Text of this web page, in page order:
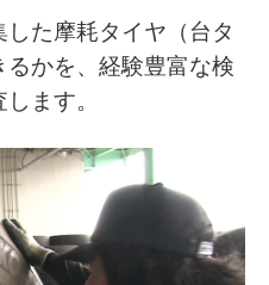
た摩耗タイヤ（台タ
かを、経験豊富な検
ます。